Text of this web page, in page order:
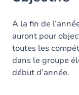
A la fin de
auront pour
toutes les
dans le groupe
début d’année.